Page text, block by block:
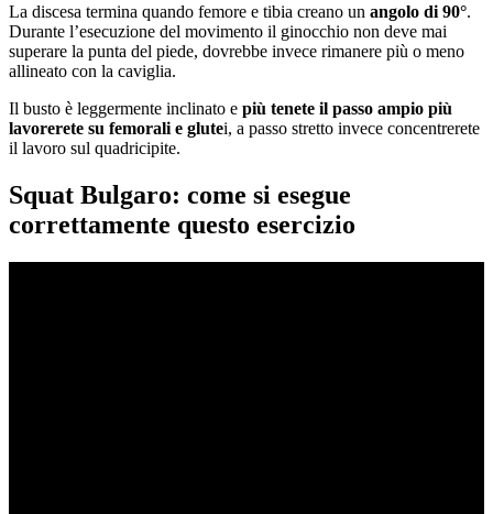
La discesa termina quando femore e tibia creano un angolo di 90°.
Durante l’esecuzione del movimento il ginocchio non deve mai
superare la punta del piede, dovrebbe invece rimanere più o meno
allineato con la caviglia.
Il busto è leggermente inclinato e più tenete il passo ampio più
lavorerete su femorali e glutei, a passo stretto invece concentrerete
il lavoro sul quadricipite.
Squat Bulgaro: come si esegue
correttamente questo esercizio